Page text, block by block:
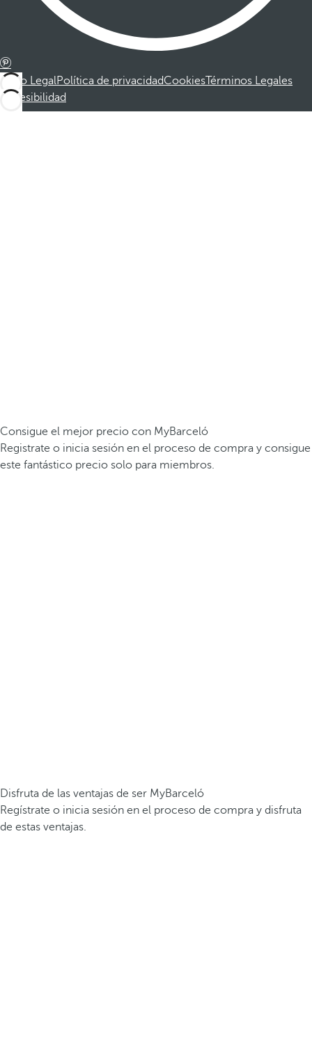
Aviso LegalPolítica de privacidadCookiesTérminos Legales
Accesibilidad
Consigue el mejor precio con MyBarceló
Registrate o inicia sesión en el proceso de compra y consigue
este fantástico precio solo para miembros.
Disfruta de las ventajas de ser MyBarceló
Regístrate o inicia sesión en el proceso de compra y disfruta
de estas ventajas.